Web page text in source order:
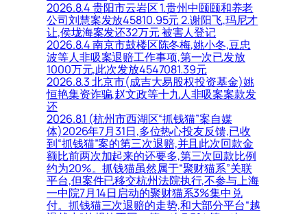
2026.8.4 贵阳市云岩区 1.贵州中颐颐和养老
公司刘慧案发放45810.95元 2.谢阳飞,玛尼才
让,侯垅海案发还32万元 被害人登记
2026.8.4 南京市鼓楼区陈冬梅,姚小冬,豆忠
波等人非吸案退赔工作事项,第一次已发放
1000万元,此次发放4547081.39元
2026.8.3 北京市(成吉大易股权投资基金)姚
恒艳集资诈骗,赵文政等十九人非吸案案款发
还
2026.8.1 (杭州市西湖区“抓钱猫”案自媒
体)2026年7月31日,多位热心投友反馈,已收
到“抓钱猫”案的第三次退赔,并且此次回款金
额比前两次加起来的还要多,第三次回款比例
约为20%。抓钱猫虽然属于“聚财猫系”关联
平台,但案件已移交杭州法院执行,不参与上海
一中院7月14日启动的聚财猫系3%集中兑
付。抓钱猫三次退赔的走势,和大部分平台“越